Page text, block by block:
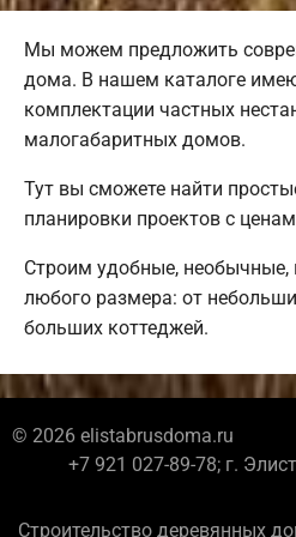
Мы можем предложить
дома. В нашем каталоге
комплектации частных
малогабаритных домов.
Тут вы сможете найти
планировки проектов с
Строим удобные, необычные,
любого размера: от
больших коттеджей.
© 2026 elistabrusdoma.ru
+7 921 027-89-78; г.
Строительство деревянных